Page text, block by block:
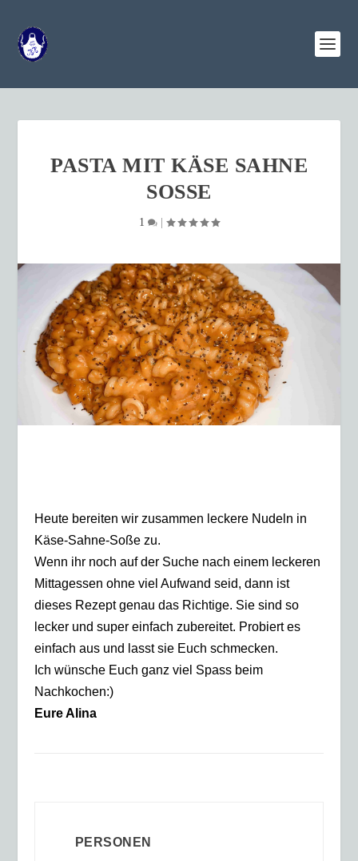
PASTA MIT KÄSE SAHNE
SOSSE
1
Heute bereiten wir zusammen leckere Nudeln in
Käse-Sahne-Soße zu.
Wenn ihr noch auf der Suche nach einem leckeren
Mittagessen ohne viel Aufwand seid, dann ist
dieses Rezept genau das Richtige. Sie sind so
lecker und super einfach zubereitet. Probiert es
einfach aus und lasst sie Euch schmecken.
Ich wünsche Euch ganz viel Spass beim
Nachkochen:)
Eure Alina
PERSONEN